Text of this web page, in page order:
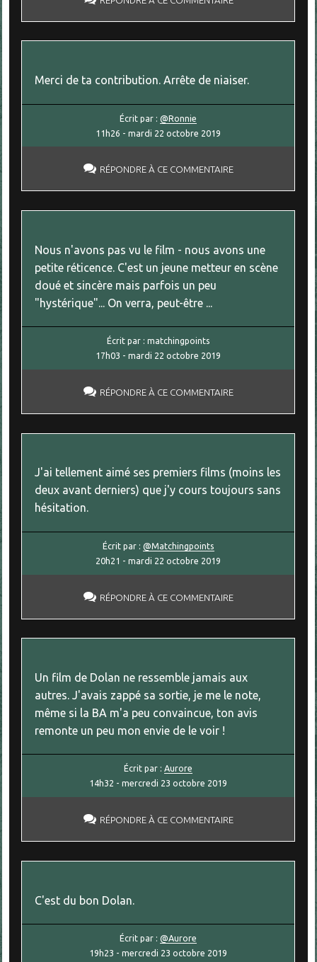
Merci de ta contribution. Arrête de niaiser.
Écrit par :@Ronnie
11h26 -mardi 22 octobre 2019
RÉPONDRE À CE COMMENTAIRE
Nous n'avons pas vu le film - nous avons une
petite réticence. C'est un jeune metteur en scène
doué et sincère mais parfois un peu
"hystérique"... On verra, peut-être ...
Écrit par : matchingpoints
17h03 -mardi 22 octobre 2019
RÉPONDRE À CE COMMENTAIRE
J'ai tellement aimé ses premiers films (moins les
deux avant derniers) que j'y cours toujours sans
hésitation.
Écrit par : @Matchingpoints
20h21 -mardi 22 octobre 2019
RÉPONDRE À CE COMMENTAIRE
Un film de Dolan ne ressemble jamais aux
autres. J'avais zappé sa sortie, je me le note,
même si la BA m'a peu convaincue, ton avis
remonte un peu mon envie de le voir !
Écrit par :Aurore
14h32 -mercredi 23 octobre 2019
RÉPONDRE À CE COMMENTAIRE
C'est du bon Dolan.
Écrit par :@Aurore
19h23 -mercredi 23 octobre 2019